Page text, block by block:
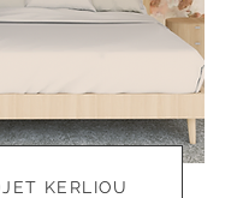
KERLIOU